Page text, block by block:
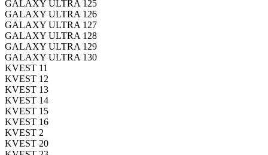
GALAXY ULTRA 125
GALAXY ULTRA 126
GALAXY ULTRA 127
GALAXY ULTRA 128
GALAXY ULTRA 129
GALAXY ULTRA 130
KVEST 11
KVEST 12
KVEST 13
KVEST 14
KVEST 15
KVEST 16
KVEST 2
KVEST 20